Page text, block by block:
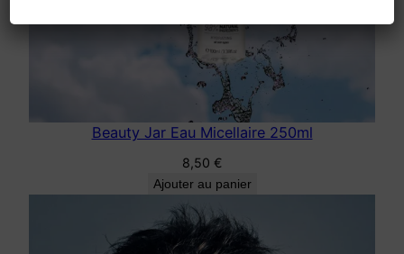
Beauty Jar Eau Micellaire 250ml
8,50 €
Ajouter au panier